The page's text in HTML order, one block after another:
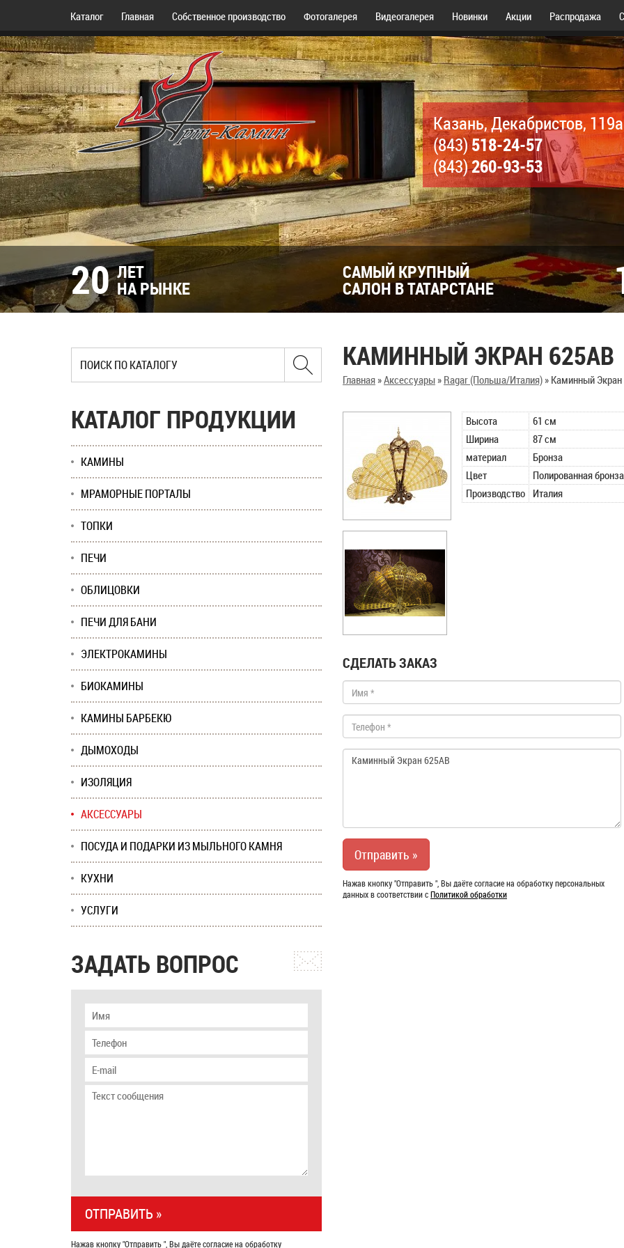
Каталог Главная Собственное производство Фотогалерея Видеогалерея Новинки Акции Распродажа
Казань, Декабристов, 119а
(843)518-24-57
(843)260-93-53
20 ЛЕТ
НА РЫНКЕ
САМЫЙ КРУПНЫЙ
САЛОН В ТАТАРСТАНЕ
КАМИННЫЙ ЭКРАН 625AB
Главная»Аксессуары» Ragar (Польша/Италия)» Каминный Экран
Высота
61 см
Ширина
87 см
материал
Бронза
Цвет
Полированная бронза
Производство Италия
СДЕЛАТЬ ЗАКАЗ
Нажав кнопку "Отправить ", Вы даёте согласие на обработку персональных
данных в соответствии сПолитикой обработки
КАТАЛОГ ПРОДУКЦИИ
КАМИНЫ
МРАМОРНЫЕ ПОРТАЛЫ
ТОПКИ
ПЕЧИ
ОБЛИЦОВКИ
ПЕЧИ ДЛЯ БАНИ
ЭЛЕКТРОКАМИНЫ
БИОКАМИНЫ
КАМИНЫ БАРБЕКЮ
ДЫМОХОДЫ
ИЗОЛЯЦИЯ
АКСЕССУАРЫ
ПОСУДА И ПОДАРКИ ИЗ МЫЛЬНОГО КАМНЯ
КУХНИ
УСЛУГИ
ЗАДАТЬ ВОПРОС
Нажав кнопку "Отправить ", Вы даёте согласие на обработку